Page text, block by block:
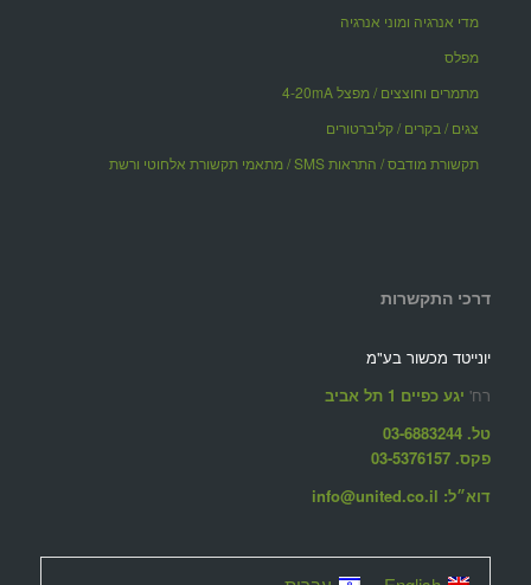
מדי אנרגיה ומוני אנרגיה
מפלס
מתמרים וחוצצים / מפצל 4-20mA
צגים / בקרים / קליברטורים
תקשורת מודבס / התראות SMS / מתאמי תקשורת אלחוטי ורשת
דרכי התקשרות
יונייטד מכשור בע"מ
רח' יגע כפיים 1 תל אביב
טל. 03-6883244
פקס. 03-5376157
דוא״ל: info@united.co.il